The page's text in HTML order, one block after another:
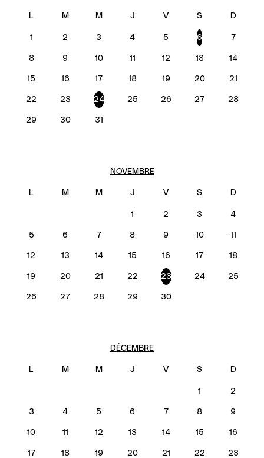
1 2 3 4 5 6 7
8 9 10 11 12 13 14
15 16 17 18 19 20 21
22 23 24 25 26 27 28
29 30 31
NOVEMBRE
1 2 3 4
5 6 7 8 9 10 11
12 13 14 15 16 17 18
19 20 21 22 23 24 25
26 27 28 29 30
DÉCEMBRE
1 2
3 4 5 6 7 8 9
10 11 12 13 14 15 16
17 18 19 20 21 22 23